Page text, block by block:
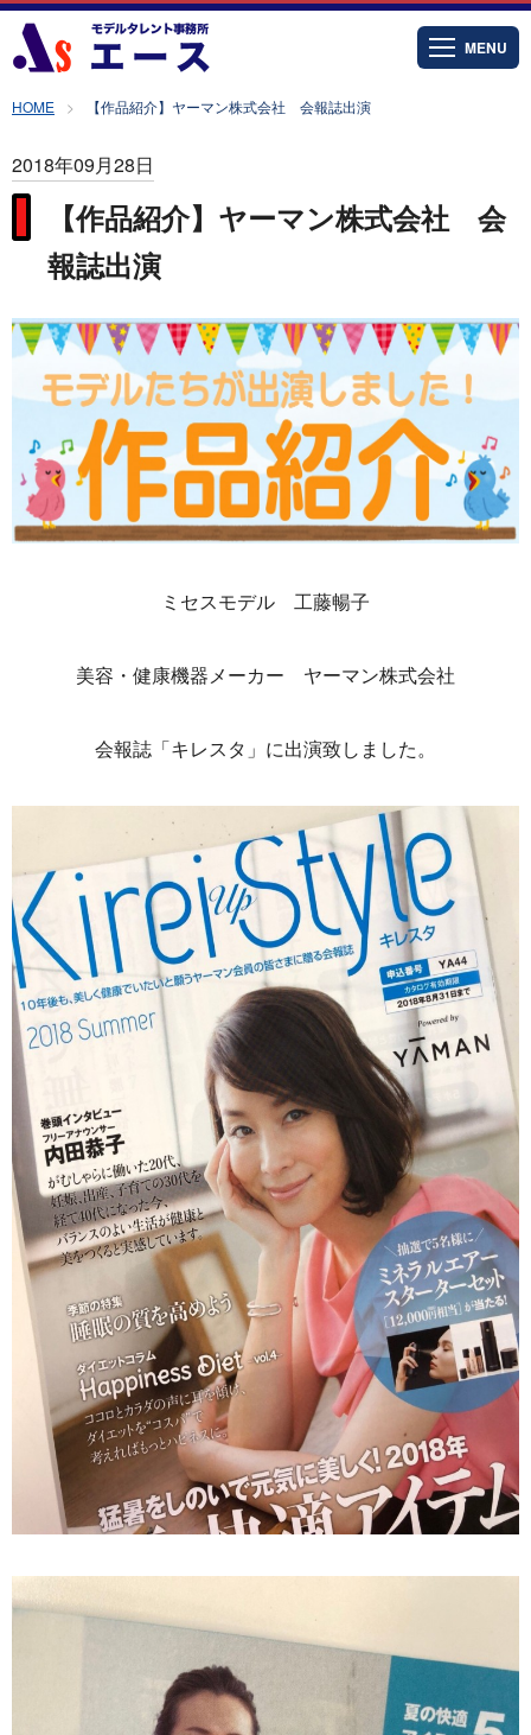
MENU
HOME 【作品紹介】ヤーマン株式会社 会報誌出演
2018年09月28日
【作品紹介】ヤーマン株式会社 会
報誌出演
ミセスモデル 工藤暢子
美容・健康機器メーカー ヤーマン株式会社
会報誌「キレスタ」に出演致しました。